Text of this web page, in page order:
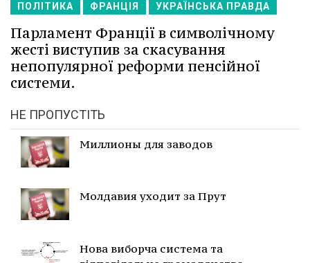
ПОЛІТИКА ФРАНЦІЯ УКРАЇНСЬКА ПРАВДА
Парламент Франції в символічному
жесті виступив за скасування
непопулярної реформи пенсійної
системи.
НЕ ПРОПУСТІТЬ
Миллионы для заводов
Молдавия уходит за Прут
Нова виборча система та